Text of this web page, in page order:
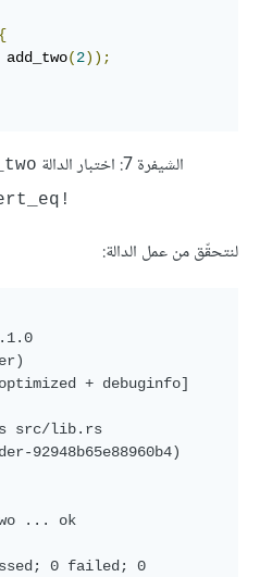
{
add_two(2));
الشيفرة 7: اختبار الدالة
لنتحقّق من عمل الدالة:
92948b65e88960b4)
... ok
0 failed; 0